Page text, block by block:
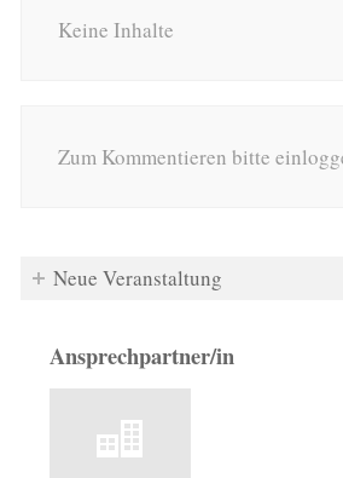
Keine Inhalte
Zum Kommentieren bitte
Neue Veranstaltung
Ansprechpartner/in